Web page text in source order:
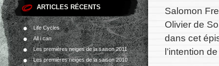
ARTICLES RÉCENTS
Life Cycles
All i can
Les premières neiges de la saison 2011
Les premières neiges de la saison 2010
Salomon
Olivier de
dans cet
l’intention